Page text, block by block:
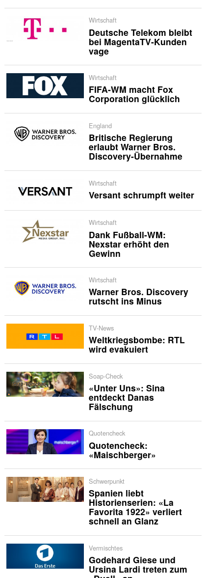
Wirtschaft
Deutsche Telekom bleibt
bei MagentaTV-Kunden
vage
Wirtschaft
FIFA-WM macht Fox
Corporation glücklich
England
Britische Regierung
erlaubt Warner Bros.
Discovery-Übernahme
Wirtschaft
Versant schrumpft weiter
Wirtschaft
Dank Fußball-WM:
Nexstar erhöht den
Gewinn
Wirtschaft
Warner Bros. Discovery
rutscht ins Minus
TV-News
Weltkriegsbombe: RTL
wird evakuiert
Soap-Check
«Unter Uns»: Sina
entdeckt Danas
Fälschung
Quotencheck
Quotencheck:
«Maischberger»
Schwerpunkt
Spanien liebt
Historienserien: «La
Favorita 1922» verliert
schnell an Glanz
Vermischtes
Godehard Giese und
Ursina Lardi treten zum